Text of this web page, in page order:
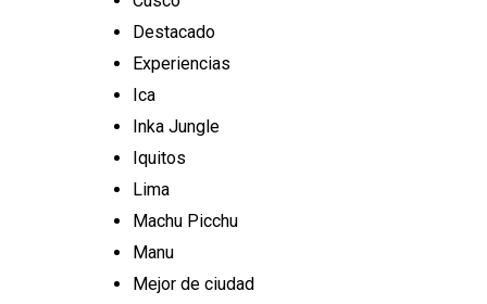
Destacado
Experiencias
Ica
Inka Jungle
Iquitos
Lima
Machu Picchu
Manu
Mejor de ciudad